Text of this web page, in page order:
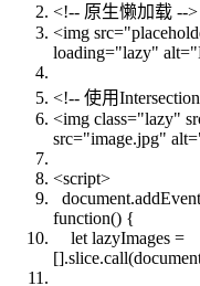
<!-- 原生懒加载 -->
<img
loading="lazy"
<!-- 使用
<img class="lazy"
src="image.jpg"
<script>
function() {
let lazyImages =